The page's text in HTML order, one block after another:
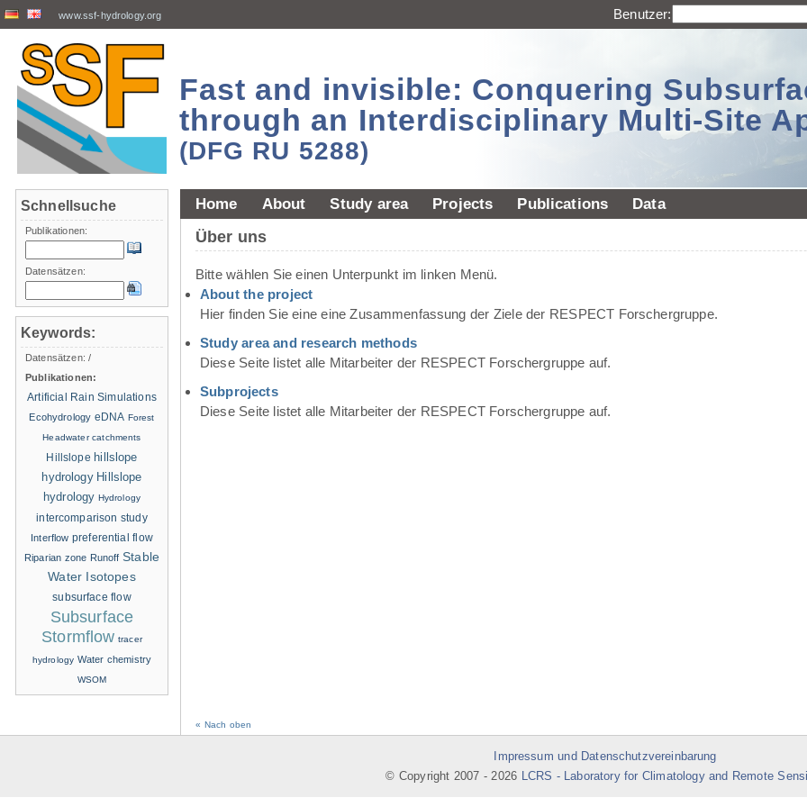
www.ssf-hydrology.org Benutzer:
Fast and invisible: Conquering
through an Interdisciplinary Multi-Site
(DFG RU 5288)
Home About Study area Projects Publications Data
Über uns
Bitte wählen Sie einen Unterpunkt im linken Menü.
About the project
Hier finden Sie eine eine Zusammenfassung der Ziele der RESPECT Forschergruppe.
Study area and research methods
Diese Seite listet alle Mitarbeiter der RESPECT Forschergruppe auf.
Subprojects
Diese Seite listet alle Mitarbeiter der RESPECT Forschergruppe auf.
« Nach oben
Schnellsuche
Publikationen:
Datensätzen:
Keywords:
Datensätzen:/
Publikationen:
Artificial Rain Simulations
Ecohydrology eDNA Forest
Headwater catchments
Hillslope hillslope
hydrology Hillslope
hydrology Hydrology
intercomparison study
Interflow preferential flow
Riparian zone Runoff Stable
Water Isotopes
subsurface flow
Subsurface
Stormflow tracer
hydrology Water chemistry
WSOM
Impressum und Datenschutzvereinbarung
© Copyright 2007 -2026 LCRS - Laboratory for Climatology and Remote